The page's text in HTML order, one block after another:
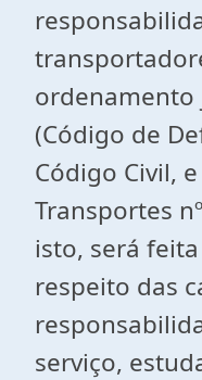
(Código de
Código Civil,
Transportes
isto, será
respeito das
serviço,